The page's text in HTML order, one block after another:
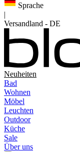
Sprache
|
Versandland - DE
Neuheiten
Bad
Wohnen
Möbel
Leuchten
Outdoor
Küche
Sale
Über uns